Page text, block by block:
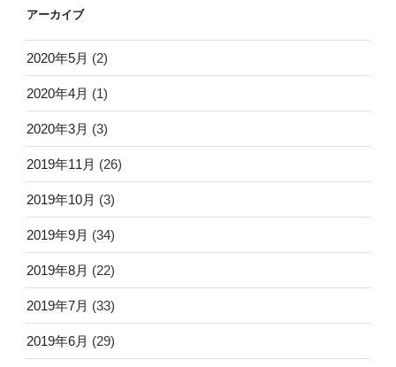
アーカイブ
2020年5月 (2)
2020年4月 (1)
2020年3月 (3)
2019年11月 (26)
2019年10月 (3)
2019年9月 (34)
2019年8月 (22)
2019年7月 (33)
2019年6月 (29)